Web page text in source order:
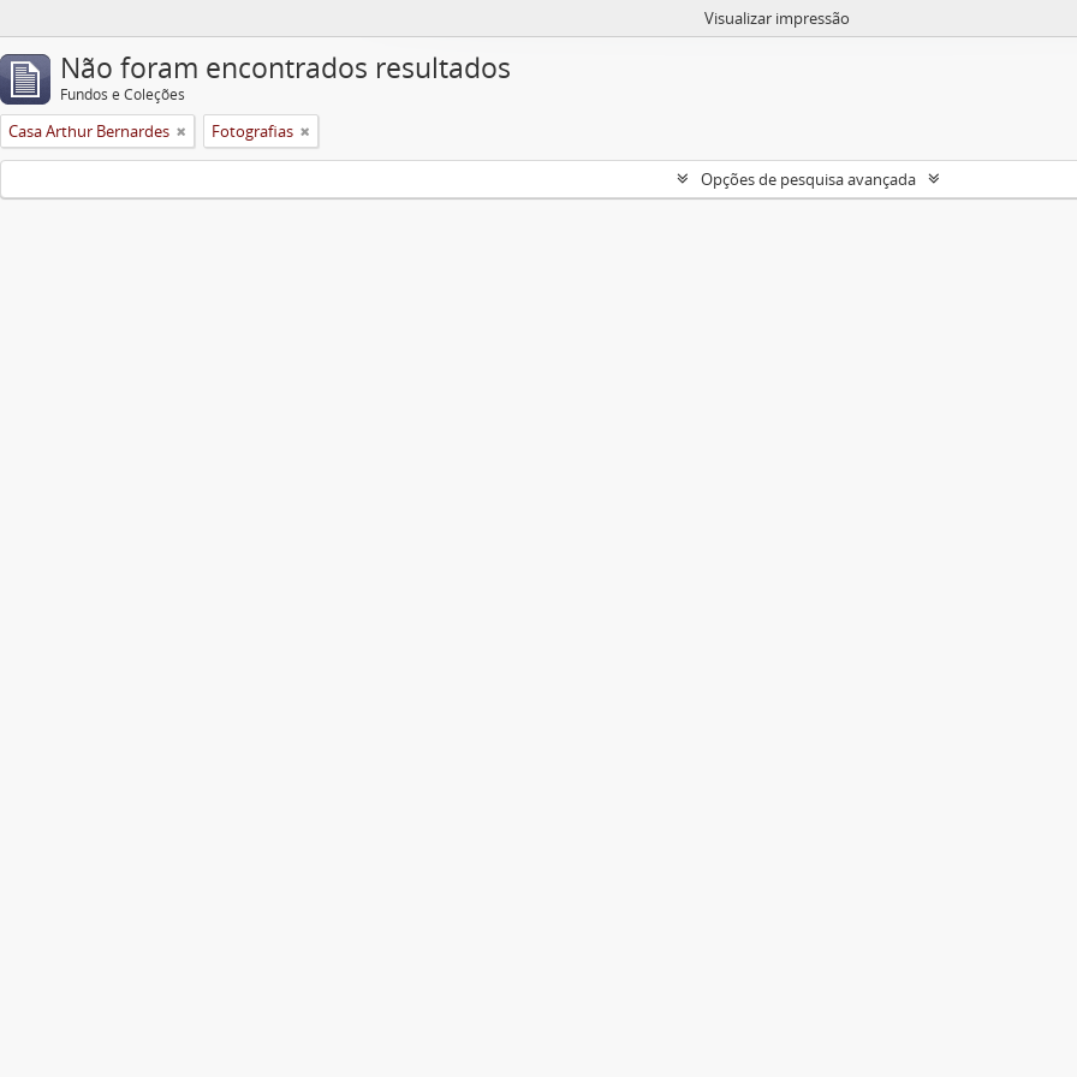
Visualizar impressão
Não foram encontrados resultados
Fundos e Coleções
Casa Arthur Bernardes Fotografias
Opções de pesquisa avançada